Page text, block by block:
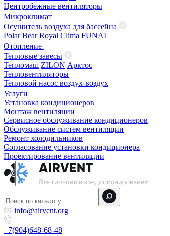
Центробежные вентиляторы
Микроклимат
Осушитель воздуха для бассейна
Polar Bear Royal Clima FUNAI
Отопление
Тепловые завесы
Тепломаш ZILON Арктос
Тепловентиляторы
Тепловой насос воздух-воздух
Услуги
Установка кондиционеров
Монтаж вентиляции
Сервисное обслуживание кондиционеров
Обслуживание систем вентиляции
Ремонт холодильников
Согласование установки кондиционера
Проектирование вентиляции
info@airvent.org
+7(904)648-68-48